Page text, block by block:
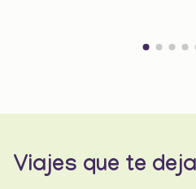
Viajes que te